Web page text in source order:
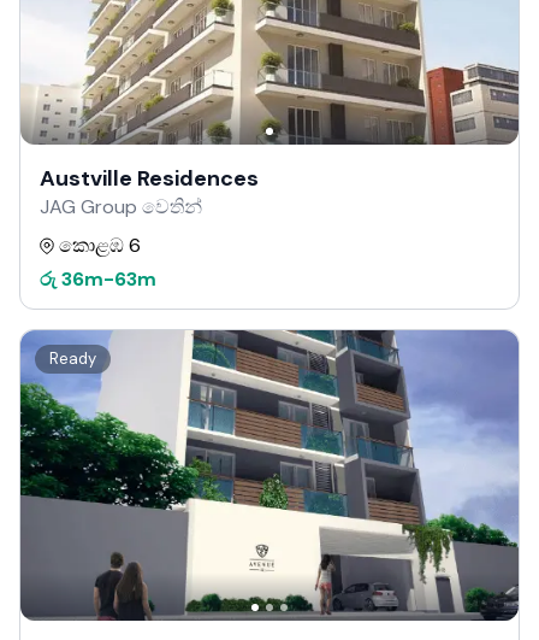
Austville Residences
JAG Group වෙතින්
කොළඹ 6
රු 36m-63m
Ready